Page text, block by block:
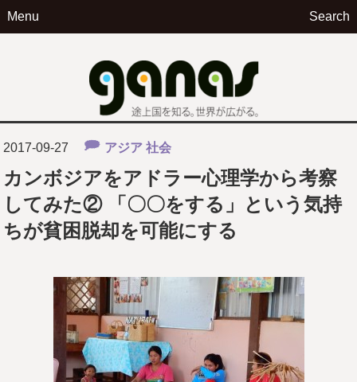
Menu Search
2017-09-27 アジア 社会
カンボジアをアドラー心理学から考察
してみた② 「〇〇をする」という気持
ちが貧困脱却を可能にする